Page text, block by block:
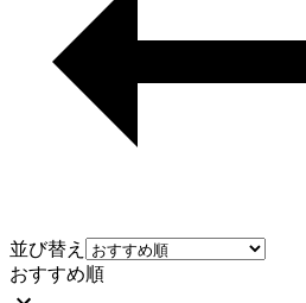
並び替え
おすすめ順